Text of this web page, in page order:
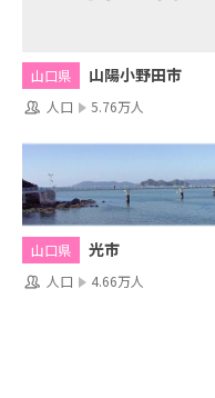
山口県 山陽小野田市
人口 5.76万人
山口県 光市
人口 4.66万人